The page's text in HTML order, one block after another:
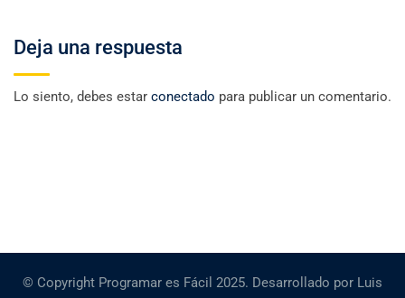
Deja una respuesta
Lo siento, debes estar conectado para publicar un comentario.
© Copyright Programar es Fácil 2025. Desarrollado por Luis